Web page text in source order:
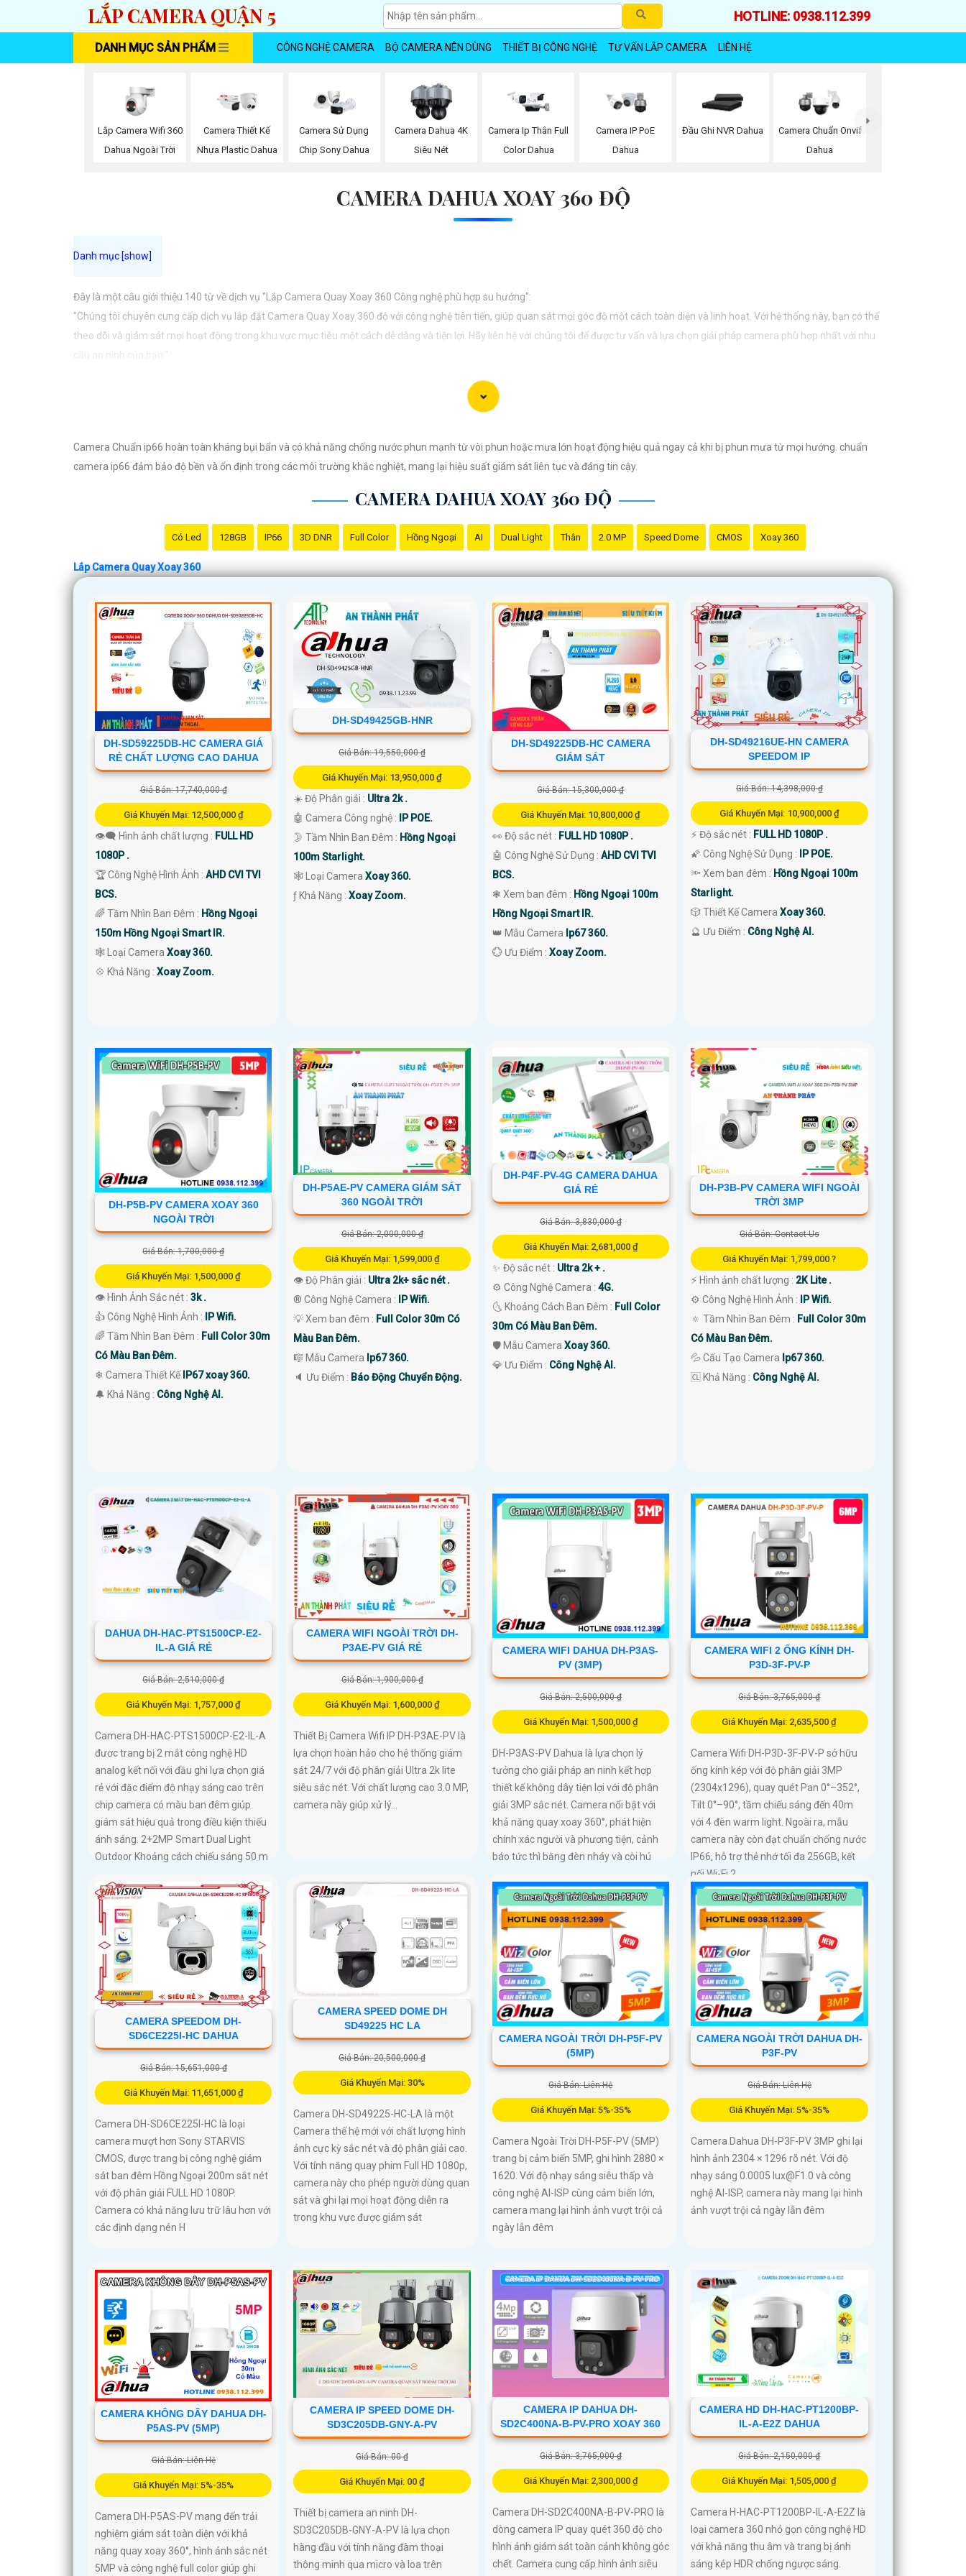
LẮP CAMERA QUẬN 5 HOTLINE: 0938.112.399
DANH MỤC SẢN PHẨM CÔNG NGHỆ CAMERA BỘ CAMERA NÊN DÙNG THIẾT BỊ CÔNG NGHỆ TƯ VẤN LẮP CAMERA LIÊN HỆ
Lắp Camera Wifi 360
Dahua Ngoài Trời
Camera Thiết Kế
Nhựa Plastic Dahua
Camera Sử Dụng
Chip Sony Dahua
Camera Dahua 4K
Siêu Nét
Camera Ip Thân Full
Color Dahua
Camera IP PoE
Dahua
Đầu Ghi NVR Dahua
Camera Chuẩn Onvif
Dahua
CAMERA DAHUA XOAY 360 ĐỘ
Đây là một câu giới thiệu 140 từ về dịch vụ "Lắp Camera Quay Xoay 360 Công nghệ phù hợp su hướng":
"Chúng tôi chuyên cung cấp dịch vụ lắp đặt Camera Quay Xoay 360 độ với công nghệ tiên tiến, giúp quan sát mọi góc độ một cách toàn diện và linh hoạt. Với hệ thống này, bạn có thể
theo dõi và giám sát mọi hoạt động trong khu vực mục tiêu một cách dễ dàng và tiện lợi. Hãy liên hệ với chúng tôi để được tư vấn và lựa chọn giải pháp camera phù hợp nhất với nhu
cầu an ninh của bạn."
Camera Chuẩn ip66 hoàn toàn kháng bụi bẩn và có khả năng chống nước phun mạnh từ vòi phun hoặc mưa lớn hoạt động hiệu quả ngay cả khi bị phun mưa từ mọi hướng. chuẩn
camera ip66 đảm bảo độ bền và ổn định trong các môi trường khắc nghiệt, mang lại hiệu suất giám sát liên tục và đáng tin cậy.
CAMERA DAHUA XOAY 360 ĐỘ
Có Led 128GB IP66 3D DNR Full Color Hồng Ngoại AI Dual Light Thân 2.0 MP Speed Dome CMOS Xoay 360
Lắp Camera Quay Xoay 360
DH-SD59225DB-HC CAMERA GIÁ
RẺ CHẤT LƯỢNG CAO DAHUA
Giá Bán: 17,740,000 ₫
Giá Khuyến Mại: 12,500,000 ₫
👁️‍🗨 Hình ảnh chất lượng : FULL HD
1080P .
🏆 Công Nghệ Hình Ảnh : AHD CVI TVI
BCS.
🌈 Tầm Nhìn Ban Đêm : Hồng Ngoại
150m Hồng Ngoại Smart IR.
🕸️ Loại Camera Xoay 360.
️💠 Khả Năng : Xoay Zoom.
DH-SD49425GB-HNR
Giá Bán: 19,550,000 ₫
Giá Khuyến Mại: 13,950,000 ₫
☀️ Độ Phân giải : Ultra 2k .
🤖️ Camera Công nghệ :
IP POE.
🌛 Tầm Nhìn Ban Đêm : Hồng Ngoại
100m Starlight.
🕸️ Loại CameraXoay 360.
️ƒ Khả Năng :Xoay Zoom.
DH-SD49225DB-HC CAMERA
GIÁM SÁT
Giá Bán: 15,300,000 ₫
Giá Khuyến Mại: 10,800,000 ₫
👀 Độ sắc nét : FULL HD 1080P .
🤖️ Công Nghệ Sử Dụng : AHD CVI TVI
BCS.
❃ Xem ban đêm : Hồng Ngoại 100m
Hồng Ngoại Smart IR.
👑 Mẫu Camera Ip67 360.
️💮 Ưu Điểm : Xoay Zoom.
DH-SD49216UE-HN CAMERA
SPEEDOM IP
Giá Bán: 14,398,000 ₫
Giá Khuyến Mại: 10,900,000 ₫
️⚡ Độ sắc nét : FULL HD 1080P .
🌠 Công Nghệ Sử Dụng :
IP POE.
🔦 Xem ban đêm : Hồng Ngoại 100m
Starlight.
🎲 Thiết Kế CameraXoay 360.
️🔮 Ưu Điểm : Công Nghệ AI.
DH-P5B-PV CAMERA XOAY 360
NGOÀI TRỜI
Giá Bán: 1,700,000 ₫
Giá Khuyến Mại: 1,500,000 ₫
👁 Hình Ảnh Sắc nét : 3k .
👍 Công Nghệ Hình Ảnh :
IP Wifi.
🌈 Tầm Nhìn Ban Đêm : Full Color 30m
Có Màu Ban Ðêm.
❄ Camera Thiết Kế IP67 xoay 360.
️🔔 Khả Năng : Công Nghệ AI.
DH-P5AE-PV CAMERA GIÁM SÁT
360 NGOÀI TRỜI
Giá Bán: 2,000,000 ₫
Giá Khuyến Mại: 1,599,000 ₫
👁 Độ Phân giải : Ultra 2k+ sắc nét .
®️ Công Nghệ Camera :
IP Wifi.
💡 Xem ban đêm : Full Color 30m Có
Màu Ban Ðêm.
🎼️ Mẫu Camera Ip67 360.
️🔈 Ưu Điểm : Báo Động Chuyển Động.
DH-P4F-PV-4G CAMERA DAHUA
GIÁ RẺ
Giá Bán: 3,830,000 ₫
Giá Khuyến Mại: 2,681,000 ₫
✨ Độ sắc nét : Ultra 2k + .
⚙ Công Nghệ Camera : 4G.
🌜 Khoảng Cách Ban Đêm : Full Color
30m Có Màu Ban Ðêm.
🛡 Mẫu Camera Xoay 360.
️💎 Ưu Điểm : Công Nghệ AI.
DH-P3B-PV CAMERA WIFI NGOÀI
TRỜI 3MP
Giá Bán: Contact Us
Giá Khuyến Mại: 1,799,000 ?
️⚡ Hình ảnh chất lượng : 2K Lite .
⚙ Công Nghệ Hình Ảnh :
IP Wifi.
🔅 Tầm Nhìn Ban Đêm : Full Color 30m
Có Màu Ban Ðêm.
💦 Cấu Tạo Camera Ip67 360.
️🆑 Khả Năng : Công Nghệ AI.
DAHUA DH-HAC-PTS1500CP-E2-
IL-A GIÁ RẺ
Giá Bán: 2,510,000 ₫
Giá Khuyến Mại: 1,757,000 ₫
Camera DH-HAC-PTS1500CP-E2-IL-A
đươc trang bị 2 mắt công nghệ HD
analog kết nối với đầu ghi lựa chọn giá
rẻ với đặc điểm độ nhạy sáng cao trên
chip camera có màu ban đêm giúp
giám sát hiệu quả trong điều kiện thiếu
ánh sáng. 2+2MP Smart Dual Light
Outdoor Khoảng cách chiếu sáng 50 m
CAMERA WIFI NGOÀI TRỜI DH-
P3AE-PV GIÁ RẺ
Giá Bán: 1,900,000 ₫
Giá Khuyến Mại: 1,600,000 ₫
Thiết Bị Camera Wifi IP DH-P3AE-PV là
lựa chọn hoàn hảo cho hệ thống giám
sát 24/7 với độ phân giải Ultra 2k lite
siêu sắc nét. Với chất lượng cao 3.0 MP,
camera này giúp xử lý...
CAMERA WIFI DAHUA DH-P3AS-
PV (3MP)
Giá Bán: 2,500,000 ₫
Giá Khuyến Mại: 1,500,000 ₫
DH-P3AS-PV Dahua là lựa chọn lý
tưởng cho giải pháp an ninh kết hợp
thiết kế không dây tiện lợi với độ phân
giải 3MP sắc nét. Camera nổi bật với
khả năng quay xoay 360°, phát hiện
chính xác người và phương tiện, cảnh
báo tức thì bằng đèn nháy và còi hú
CAMERA WIFI 2 ỐNG KÍNH DH-
P3D-3F-PV-P
Giá Bán: 3,765,000 ₫
Giá Khuyến Mại: 2,635,500 ₫
Camera Wifi DH-P3D-3F-PV-P sở hữu
ống kính kép với độ phân giải 3MP
(2304x1296), quay quét Pan 0°–352°,
Tilt 0°–90°, tầm chiếu sáng đến 40m
với 4 đèn warm light. Ngoài ra, mẫu
camera này còn đạt chuẩn chống nước
IP66, hỗ trợ thẻ nhớ tối đa 256GB, kết
nối Wi-Fi 2
CAMERA SPEEDOM DH-
SD6CE225I-HC DAHUA
Giá Bán: 15,651,000 ₫
Giá Khuyến Mại: 11,651,000 ₫
Camera DH-SD6CE225I-HC là loại
camera mượt hơn Sony STARVIS
CMOS, được trang bị công nghệ giám
sát ban đêm Hồng Ngoại 200m sắt nét
với độ phân giải FULL HD 1080P.
Camera có khả năng lưu trữ lâu hơn với
các định dạng nén H
CAMERA SPEED DOME DH
SD49225 HC LA
Giá Bán: 20,500,000 ₫
Giá Khuyến Mại: 30%
Camera DH-SD49225-HC-LA là một
Camera thế hệ mới với chất lượng hình
ảnh cực kỳ sắc nét và độ phân giải cao.
Với tính năng quay phim Full HD 1080p,
camera này cho phép người dùng quan
sát và ghi lại mọi hoạt động diễn ra
trong khu vực được giám sát
CAMERA NGOÀI TRỜI DH-P5F-PV
(5MP)
Giá Bán: Liên Hệ
Giá Khuyến Mại: 5%-35%
Camera Ngoài Trời DH-P5F-PV (5MP)
trang bị cảm biến 5MP, ghi hình 2880 ×
1620. Với độ nhạy sáng siêu thấp và
công nghệ AI-ISP cùng cảm biến lớn,
camera mang lại hình ảnh vượt trội cả
ngày lẫn đêm
CAMERA NGOÀI TRỜI DAHUA DH-
P3F-PV
Giá Bán: Liên Hệ
Giá Khuyến Mại: 5%-35%
Camera Dahua DH-P3F-PV 3MP ghi lại
hình ảnh 2304 × 1296 rõ nét. Với độ
nhạy sáng 0.0005 lux@F1.0 và công
nghệ AI-ISP, camera này mang lại hình
ảnh vượt trội cả ngày lẫn đêm
CAMERA KHÔNG DÂY DAHUA DH-
P5AS-PV (5MP)
Giá Bán: Liên Hệ
Giá Khuyến Mại: 5%-35%
Camera DH-P5AS-PV mang đến trải
nghiệm giám sát toàn diện với khả
năng quay xoay 360°, hình ảnh sắc nét
5MP và công nghệ full color giúp ghi
CAMERA IP SPEED DOME DH-
SD3C205DB-GNY-A-PV
Giá Bán: 00 ₫
Giá Khuyến Mại: 00 ₫
Thiết bị camera an ninh DH-
SD3C205DB-GNY-A-PV là lựa chọn
hàng đầu với tính năng đàm thoại
thông minh qua micro và loa trên
CAMERA IP DAHUA DH-
SD2C400NA-B-PV-PRO XOAY 360
Giá Bán: 3,765,000 ₫
Giá Khuyến Mại: 2,300,000 ₫
Camera DH-SD2C400NA-B-PV-PRO là
dòng camera IP quay quét 360 độ cho
hình ảnh giám sát toàn cảnh không góc
chết. Camera cung cấp hình ảnh siêu
CAMERA HD DH-HAC-PT1200BP-
IL-A-E2Z DAHUA
Giá Bán: 2,150,000 ₫
Giá Khuyến Mại: 1,505,000 ₫
Camera H-HAC-PT1200BP-IL-A-E2Z là
loại camera 360 nhỏ gọn công nghệ HD
với khả năng thu âm và trang bị ánh
sáng kép HDR chống ngược sáng.